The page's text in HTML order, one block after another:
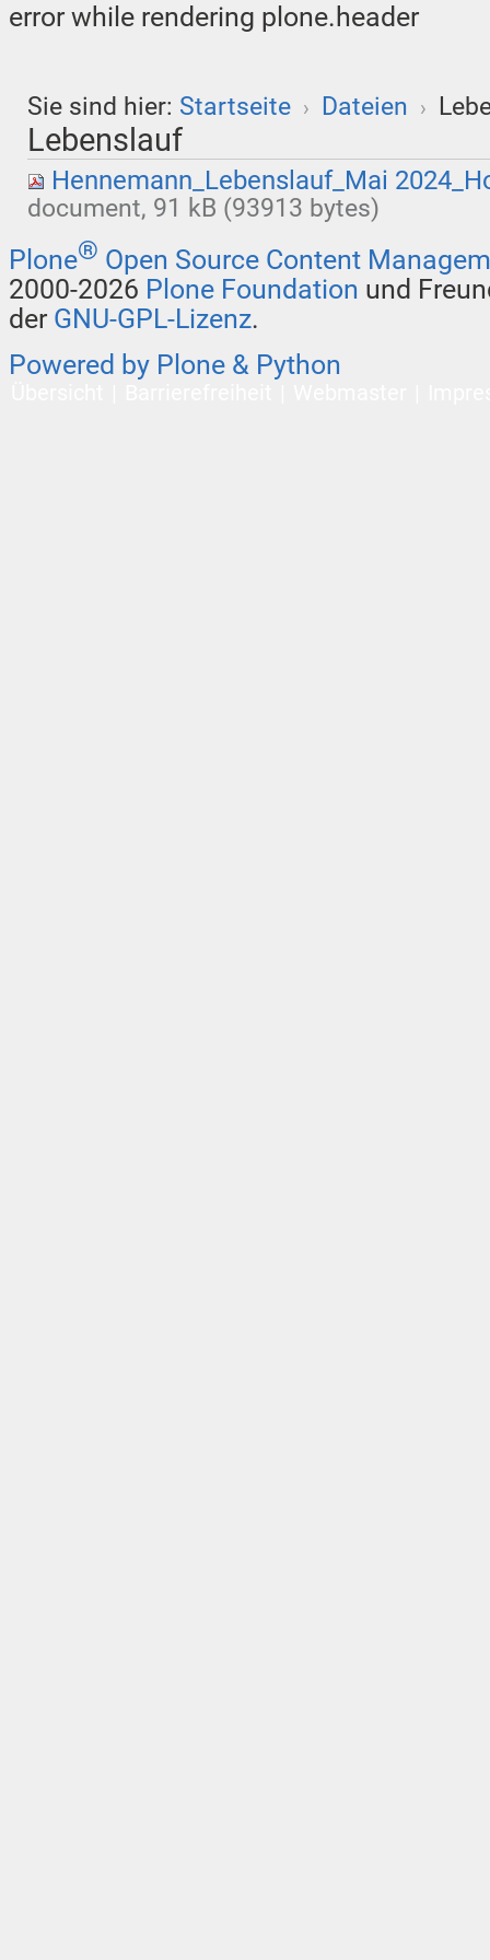
error while rendering plone.header
Sie sind hier: Startseite › Dateien ›
Lebenslauf
Hennemann_Lebenslauf_Mai
document, 91 kB (93913 bytes)
Plone® Open Source Content
2000-2026 Plone Foundation und
der GNU-GPL-Lizenz.
Powered by Plone & Python